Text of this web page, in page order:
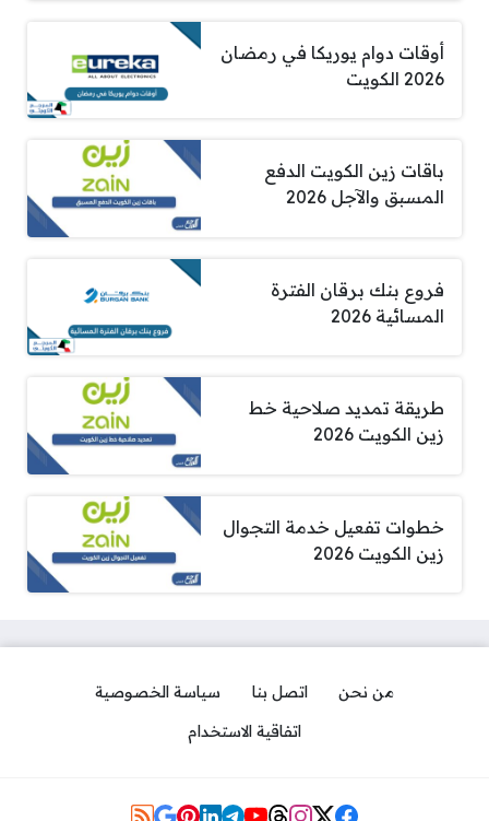
أوقات دوام يوريكا في رمضان
2026 الكويت
باقات زين الكويت الدفع
المسبق والآجل 2026
فروع بنك برقان الفترة
المسائية 2026
طريقة تمديد صلاحية خط
زين الكويت 2026
خطوات تفعيل خدمة التجوال
زين الكويت 2026
من نحن اتصل بنا
سياسة الخصوصية
اتفاقية الاستخدام